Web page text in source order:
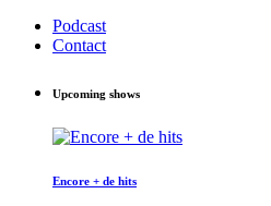
Podcast
Contact
Upcoming shows
Encore + de hits